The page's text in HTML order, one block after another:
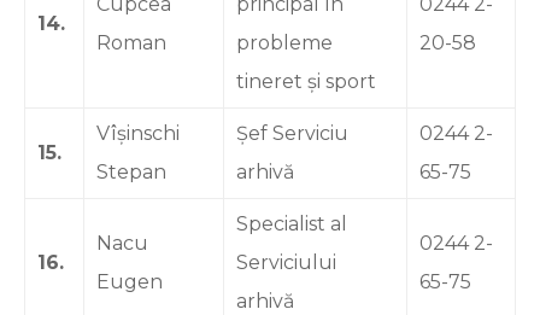
14.
Roman
probleme
tineret și sport
20-58
15.
Vîșinschi
Stepan
Șef Serviciu
arhivă
0244 2-
65-75
16.
Nacu
Eugen
Specialist al
Serviciului
arhivă
0244 2-
65-75